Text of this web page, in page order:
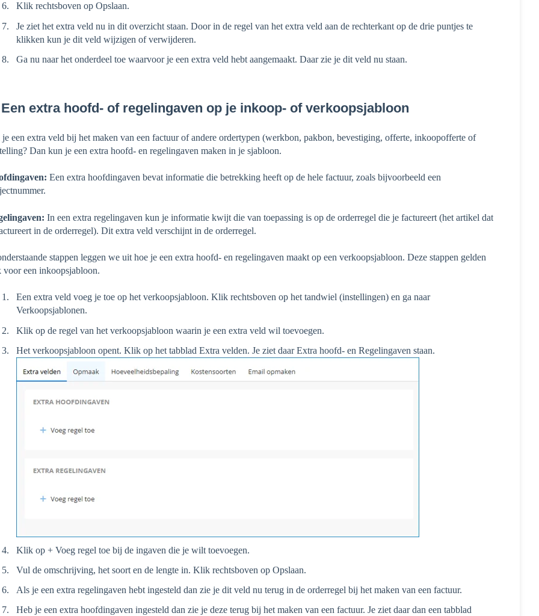
Klik rechtsboven op Opslaan.
Je ziet het extra veld nu in dit overzicht staan. Door in de regel van het extra veld aan de rechterkant op de drie puntjes te
klikken kun je dit veld wijzigen of verwijderen.
Ga nu naar het onderdeel toe waarvoor je een extra veld hebt aangemaakt. Daar zie je dit veld nu staan.
extra hoofd- of regelingaven op je inkoop- of verkoopsjabloon
een extra veld bij het maken van een factuur of andere ordertypen (werkbon, pakbon, bevestiging, offerte, inkoopofferte of
Dan kun je een extra hoofd- en regelingaven maken in je sjabloon.
Een extra hoofdingaven bevat informatie die betrekking heeft op de hele factuur, zoals bijvoorbeeld een
In een extra regelingaven kun je informatie kwijt die van toepassing is op de orderregel die je factureert (het artikel dat
in de orderregel). Dit extra veld verschijnt in de orderregel.
stappen leggen we uit hoe je een extra hoofd- en regelingaven maakt op een verkoopsjabloon. Deze stappen gelden
voor een inkoopsjabloon.
Een extra veld voeg je toe op het verkoopsjabloon. Klik rechtsboven op het tandwiel (instellingen) en ga naar
Verkoopsjablonen.
Klik op de regel van het verkoopsjabloon waarin je een extra veld wil toevoegen.
Het verkoopsjabloon opent. Klik op het tabblad Extra velden. Je ziet daar Extra hoofd- en Regelingaven staan.
Klik op + Voeg regel toe bij de ingaven die je wilt toevoegen.
Vul de omschrijving, het soort en de lengte in. Klik rechtsboven op Opslaan.
Als je een extra regelingaven hebt ingesteld dan zie je dit veld nu terug in de orderregel bij het maken van een factuur.
Heb je een extra hoofdingaven ingesteld dan zie je deze terug bij het maken van een factuur. Je ziet daar dan een tabblad